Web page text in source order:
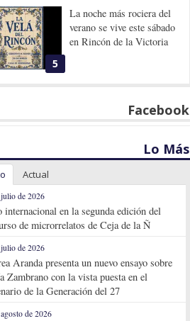
5
La noche más rociera del
verano se vive este sábado
en Rincón de la Victoria
Facebook
Lo Más
Actual
de 2026
internacional en la segunda edición del
de microrrelatos de Ceja de la Ñ
de 2026
Aranda presenta un nuevo ensayo sobre
Zambrano con la vista puesta en el
de la Generación del 27
de 2026